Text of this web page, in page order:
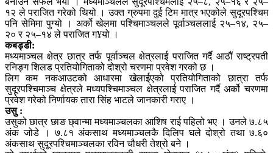
१२ ले पराजित गरेको थियो । उक्त ग्रुपमा दुई टिम मात्र भएकोले सुदूरपश्चिम
पनि सेमिमा पुग्यो । अर्को खेलमा पश्चिमाञ्चलले पूर्वाञ्चललाई २५–१४, २५–
२० र २५–१४ ले पराजित ग¥यो ।
कबड्डी:
मध्यमाञ्चल क्षेत्र छात्र तर्फ पूर्वाञ्चल क्षेत्रलाई पराजित गर्दै आठौं राष्ट्रपती
रनिङ्ग शिलड प्रतियोगिताको दोश्रो चरणमा प्रवेश गरको छ ।
लिग कम नकआउटको आधारमा खेलाईएको प्रतियोगिताको छात्रा तर्फ
सुदूरपश्चिमाञ्च क्षेत्रले मध्यपश्चिमाञ्चल क्षेत्रलाई पराजित गर्दै अर्को चरणमा
प्रवेश गरेको निर्णायक तारा सिंह भाटले जानकारी गराए ।
उसु :
उसुको छात्र छाङ छ्वान्मा मध्यमाञ्चलका आशिष राई पहिलो भए । उनले ७.८५
अंक जोडे । ७.८१ अंकसाथ मध्यमाञ्चलकै दिलिप घले दोश्रो तथा ७.६०
अंकसाथ सुदूरपश्चिमाञ्चलका रविन चौधरी तेश्रो बने ।